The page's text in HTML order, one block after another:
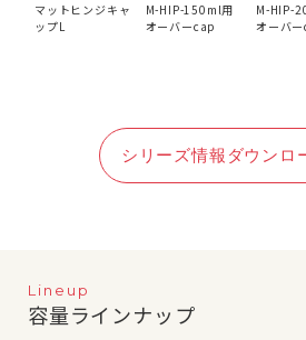
マットヒンジキャ
ップL
M-HIP-150ml用
オーバーcap
M-HIP-
オーバ
シリーズ情報ダウンロ
Lineup
容量ラインナップ